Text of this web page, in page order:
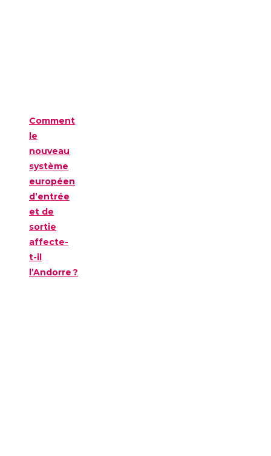
Comment
le
nouveau
système
européen
d’entrée
et de
sortie
affecte-
t-il
l’Andorre ?